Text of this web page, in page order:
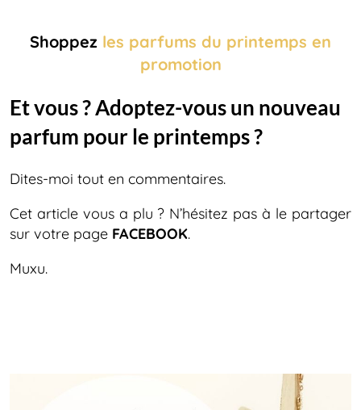
Shoppez les parfums du printemps en
promotion
Et vous ? Adoptez-vous un nouveau
parfum pour le printemps ?
Dites-moi tout en commentaires.
Cet article vous a plu ? N’hésitez pas à le partager
sur votre page FACEBOOK.
Muxu.